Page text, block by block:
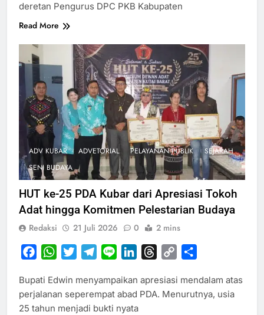
deretan Pengurus DPC PKB Kabupaten
Read More
ADV KUBAR ADVETORIAL PELAYANAN PUBLIK
SEJARAH
SENI BUDAYA
HUT ke-25 PDA Kubar dari Apresiasi Tokoh
Adat hingga Komitmen Pelestarian Budaya
Redaksi 21 Juli 2026 0 2 mins
FacebookWhatsApp
TwitterTelegram
Line LinkedInThreads
Copy
Bupati Edwin menyampaikan apresiasi mendalam atas
perjalanan seperempat abad PDA. Menurutnya, usia
25 tahun menjadi bukti nyata